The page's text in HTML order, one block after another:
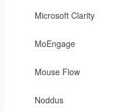
Microsoft Clarity
MoEngage
Mouse Flow
Noddus